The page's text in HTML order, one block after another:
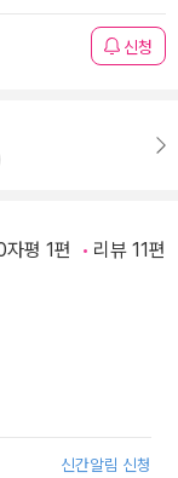
신청
평 1편 리뷰 11편
신간알림 신청